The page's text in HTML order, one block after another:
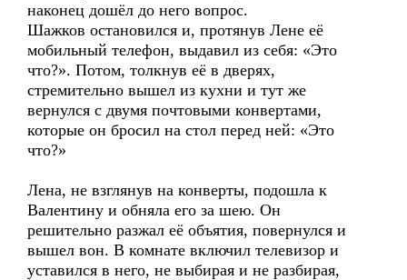
наконец дошёл до него вопрос.
Шажков остановился и, протянув Лене её
мобильный телефон, выдавил из себя: «Это
что?». Потом, толкнув её в дверях,
стремительно вышел из кухни и тут же
вернулся с двумя почтовыми конвертами,
которые он бросил на стол перед ней: «Это
что?»
Лена, не взглянув на конверты, подошла к
Валентину и обняла его за шею. Он
решительно разжал её объятия, повернулся и
вышел вон. В комнате включил телевизор и
уставился в него, не выбирая и не разбирая,